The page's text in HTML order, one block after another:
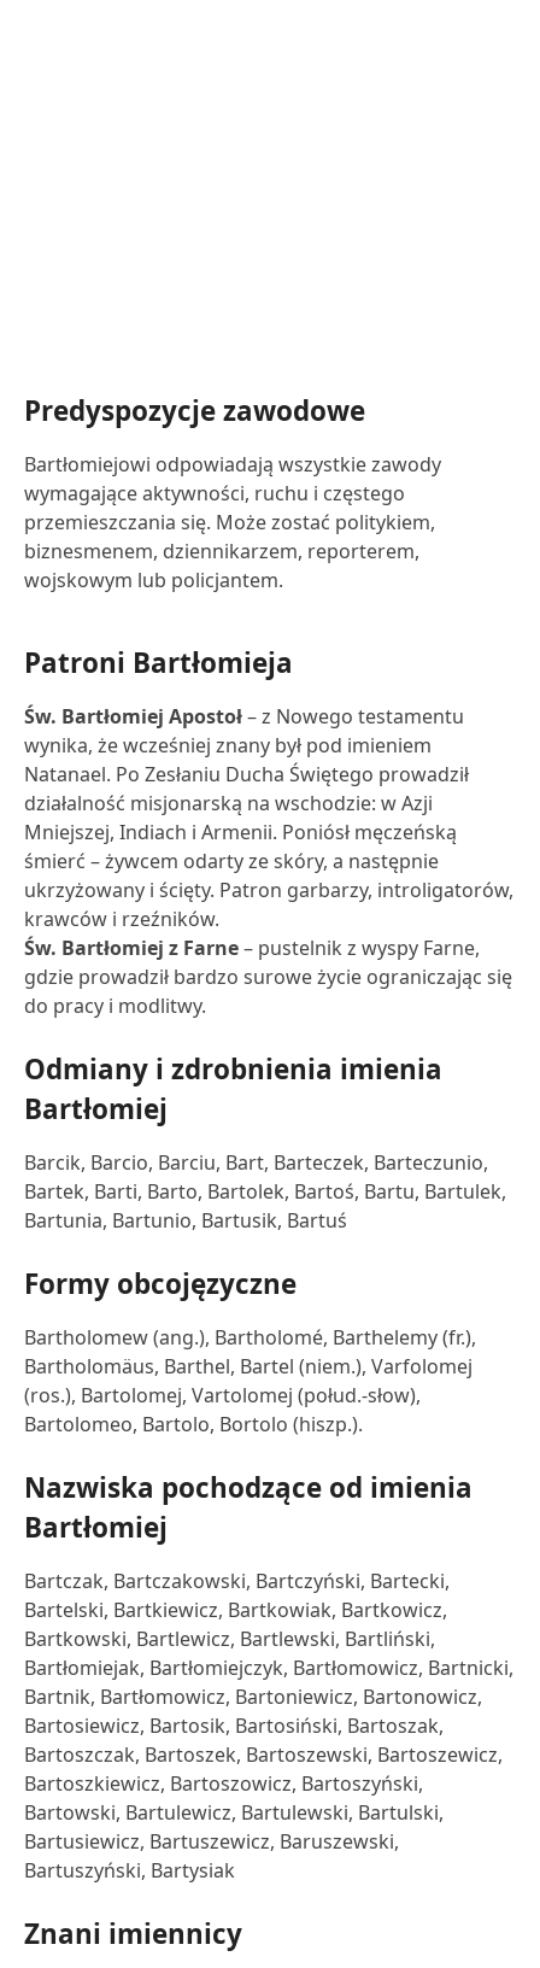
Predyspozycje zawodowe
Bartłomiejowi odpowiadają wszystkie zawody
wymagające aktywności, ruchu i częstego
przemieszczania się. Może zostać politykiem,
biznesmenem, dziennikarzem, reporterem,
wojskowym lub policjantem.
Patroni Bartłomieja
Św. Bartłomiej Apostoł– z Nowego testamentu
wynika, że wcześniej znany był pod imieniem
Natanael. Po Zesłaniu Ducha Świętego prowadził
działalność misjonarską na wschodzie: w Azji
Mniejszej, Indiach i Armenii. Poniósł męczeńską
śmierć – żywcem odarty ze skóry, a następnie
ukrzyżowany i ścięty. Patron garbarzy, introligatorów,
krawców i rzeźników.
Św. Bartłomiej z Farne– pustelnik z wyspy Farne,
gdzie prowadził bardzo surowe życie ograniczając się
do pracy i modlitwy.
Odmiany i zdrobnienia imienia
Bartłomiej
Barcik, Barcio, Barciu, Bart, Barteczek, Barteczunio,
Bartek, Barti, Barto, Bartolek, Bartoś, Bartu, Bartulek,
Bartunia, Bartunio, Bartusik, Bartuś
Formy obcojęzyczne
Bartholomew (ang.), Bartholomé, Barthelemy (fr.),
Bartholomäus, Barthel, Bartel (niem.), Varfolomej
(ros.), Bartolomej, Vartolomej (połud.-słow),
Bartolomeo, Bartolo, Bortolo (hiszp.).
Nazwiska pochodzące od imienia
Bartłomiej
Bartczak, Bartczakowski, Bartczyński, Bartecki,
Bartelski, Bartkiewicz, Bartkowiak, Bartkowicz,
Bartkowski, Bartlewicz, Bartlewski, Bartliński,
Bartłomiejak, Bartłomiejczyk, Bartłomowicz, Bartnicki,
Bartnik, Bartłomowicz, Bartoniewicz, Bartonowicz,
Bartosiewicz, Bartosik, Bartosiński, Bartoszak,
Bartoszczak, Bartoszek, Bartoszewski, Bartoszewicz,
Bartoszkiewicz, Bartoszowicz, Bartoszyński,
Bartowski, Bartulewicz, Bartulewski, Bartulski,
Bartusiewicz, Bartuszewicz, Baruszewski,
Bartuszyński, Bartysiak
Znani imiennicy